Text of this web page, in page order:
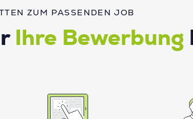
ZUM PASSENDEN JOB
Ihre Bewerbung